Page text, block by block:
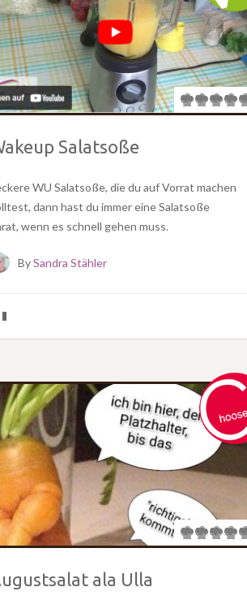
Salatsoße
WU Salatsoße, die du auf Vorrat machen
dann hast du immer eine Salatsoße
wenn es schnell gehen muss.
BySandra Stähler
ala Ulla